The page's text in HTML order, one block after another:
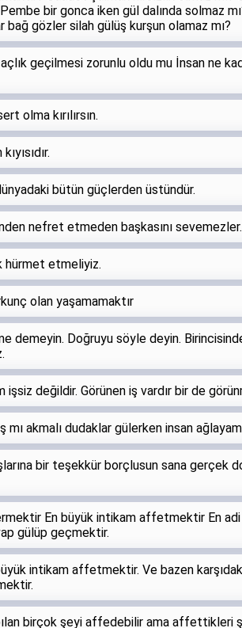
Pembe bir gonca iken gül dalında solmaz
bağ gözler silah gülüş kurşun olamaz mı?
geçilmesi zorunlu oldu mu İnsan ne
olma kırılırsın.
bütün güçlerden üstündür.
nefret etmeden başkasını sevemezler.
hürmet etmeliyiz.
olan yaşamamaktır
demeyin. Doğruyu söyle deyin.
işsiz değildir. Görünen iş vardır bir de
akmalı dudaklar gülerken insan
bir teşekkür borçlusun sana gerçek
En büyük intikam affetmektir En
gülüp geçmektir.
intikam affetmektir. Ve bazen
birçok şeyi affedebilir ama affettikleri